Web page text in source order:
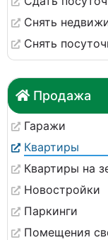
Снять
Снять
Продажа
Гаражи
Квартиры
Квартиры на
Новостройки
Паркинги
Помещения